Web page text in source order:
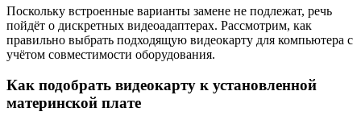
Поскольку встроенные варианты замене не подлежат, речь
пойдёт о дискретных видеоадаптерах. Рассмотрим, как
правильно выбрать подходящую видеокарту для компьютера с
учётом совместимости оборудования.
Как подобрать видеокарту к установленной
материнской плате